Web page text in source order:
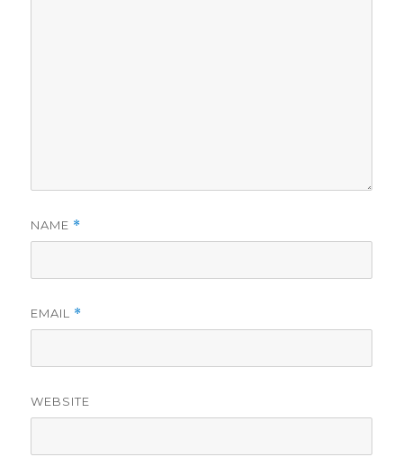
NAME *
EMAIL *
WEBSITE